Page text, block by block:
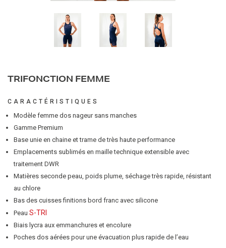
TRIFONCTION FEMME
CARACTÉRISTIQUES
Modèle femme dos nageur sans manches
Gamme Premium
Base unie en chaine et trame de très haute performance
Emplacements sublimés en maille technique extensible avec
traitement DWR
Matières seconde peau, poids plume, séchage très rapide, résistant
au chlore
Bas des cuisses finitions bord franc avec silicone
Peau S-TRI
Biais lycra aux emmanchures et encolure
Poches dos aérées pour une évacuation plus rapide de l’eau